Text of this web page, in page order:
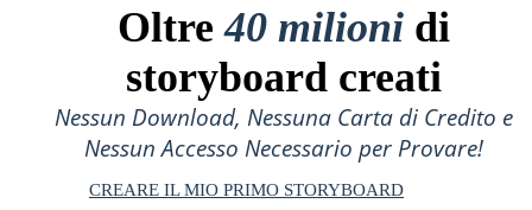
Oltre40 milioni di
storyboard creati
Nessun Download, Nessuna Carta di Credito e
Nessun Accesso Necessario per Provare!
CREARE IL MIO PRIMO STORYBOARD